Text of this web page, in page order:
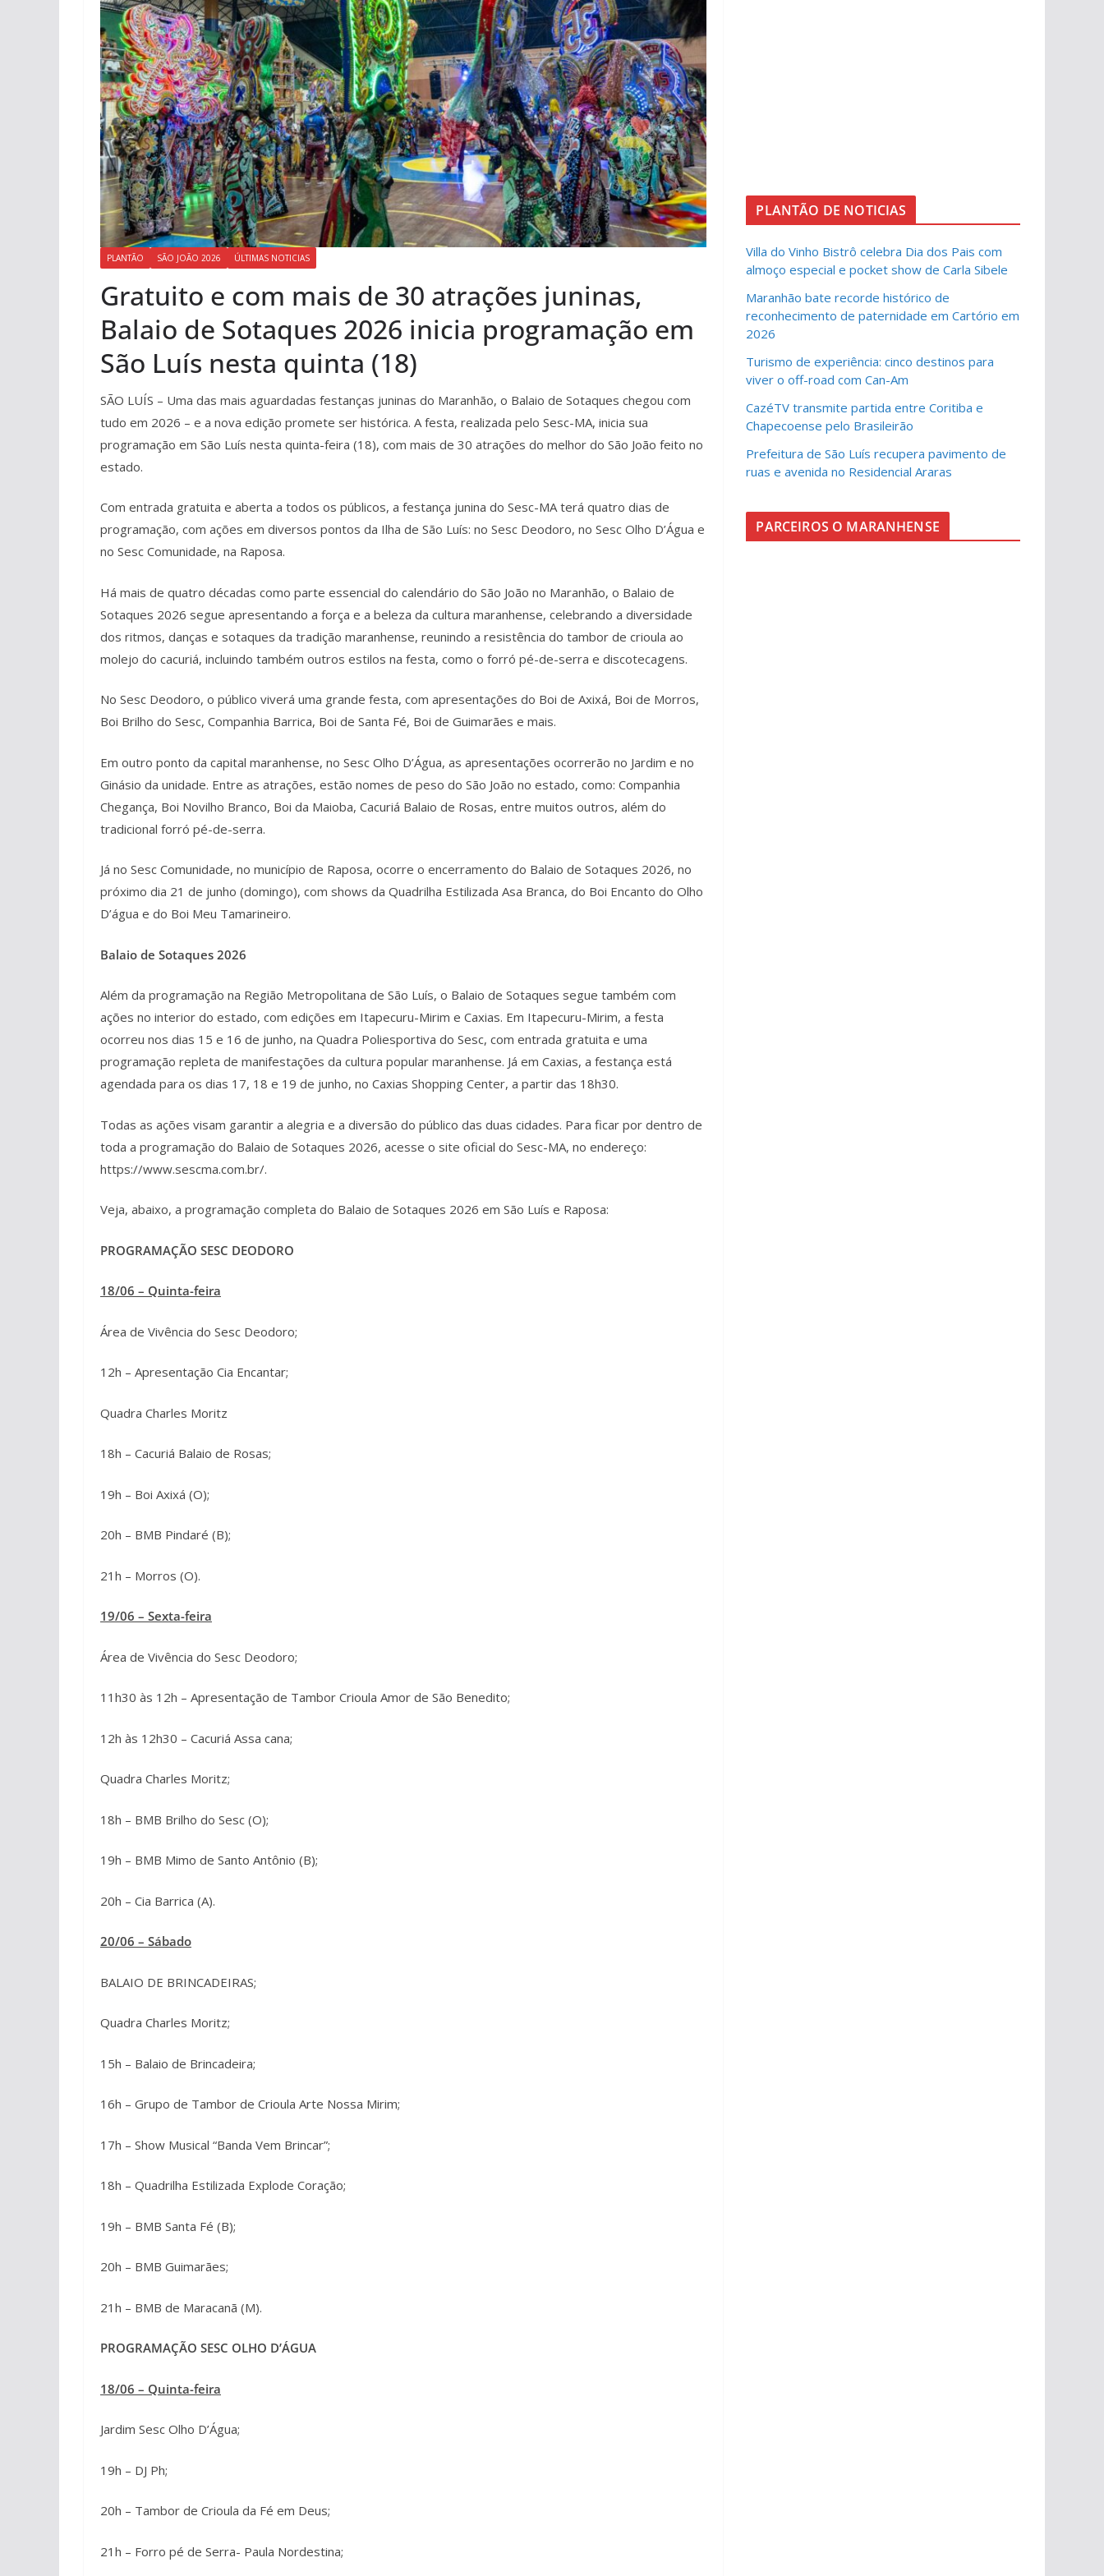
PLANTÃO SÃO JOÃO 2026 ÚLTIMAS NOTICIAS
Gratuito e com mais de 30 atrações juninas,
Balaio de Sotaques 2026 inicia programação em
São Luís nesta quinta (18)
SÃO LUÍS – Uma das mais aguardadas festanças juninas do Maranhão, o Balaio de Sotaques chegou com
tudo em 2026 – e a nova edição promete ser histórica. A festa, realizada pelo Sesc-MA, inicia sua
programação em São Luís nesta quinta-feira (18), com mais de 30 atrações do melhor do São João feito no
estado.
Com entrada gratuita e aberta a todos os públicos, a festança junina do Sesc-MA terá quatro dias de
programação, com ações em diversos pontos da Ilha de São Luís: no Sesc Deodoro, no Sesc Olho D’Água e
no Sesc Comunidade, na Raposa.
Há mais de quatro décadas como parte essencial do calendário do São João no Maranhão, o Balaio de
Sotaques 2026 segue apresentando a força e a beleza da cultura maranhense, celebrando a diversidade
dos ritmos, danças e sotaques da tradição maranhense, reunindo a resistência do tambor de crioula ao
molejo do cacuriá, incluindo também outros estilos na festa, como o forró pé-de-serra e discotecagens.
No Sesc Deodoro, o público viverá uma grande festa, com apresentações do Boi de Axixá, Boi de Morros,
Boi Brilho do Sesc, Companhia Barrica, Boi de Santa Fé, Boi de Guimarães e mais.
Em outro ponto da capital maranhense, no Sesc Olho D’Água, as apresentações ocorrerão no Jardim e no
Ginásio da unidade. Entre as atrações, estão nomes de peso do São João no estado, como: Companhia
Chegança, Boi Novilho Branco, Boi da Maioba, Cacuriá Balaio de Rosas, entre muitos outros, além do
tradicional forró pé-de-serra.
Já no Sesc Comunidade, no município de Raposa, ocorre o encerramento do Balaio de Sotaques 2026, no
próximo dia 21 de junho (domingo), com shows da Quadrilha Estilizada Asa Branca, do Boi Encanto do Olho
D’água e do Boi Meu Tamarineiro.
Balaio de Sotaques 2026
Além da programação na Região Metropolitana de São Luís, o Balaio de Sotaques segue também com
ações no interior do estado, com edições em Itapecuru-Mirim e Caxias. Em Itapecuru-Mirim, a festa
ocorreu nos dias 15 e 16 de junho, na Quadra Poliesportiva do Sesc, com entrada gratuita e uma
programação repleta de manifestações da cultura popular maranhense. Já em Caxias, a festança está
agendada para os dias 17, 18 e 19 de junho, no Caxias Shopping Center, a partir das 18h30.
Todas as ações visam garantir a alegria e a diversão do público das duas cidades. Para ficar por dentro de
toda a programação do Balaio de Sotaques 2026, acesse o site oficial do Sesc-MA, no endereço:
https://www.sescma.com.br/.
Veja, abaixo, a programação completa do Balaio de Sotaques 2026 em São Luís e Raposa:
PROGRAMAÇÃO SESC DEODORO
18/06 – Quinta-feira
Área de Vivência do Sesc Deodoro;
12h – Apresentação Cia Encantar;
Quadra Charles Moritz
18h – Cacuriá Balaio de Rosas;
19h – Boi Axixá (O);
20h – BMB Pindaré (B);
21h – Morros (O).
19/06 – Sexta-feira
Área de Vivência do Sesc Deodoro;
11h30 às 12h – Apresentação de Tambor Crioula Amor de São Benedito;
12h às 12h30 – Cacuriá Assa cana;
Quadra Charles Moritz;
18h – BMB Brilho do Sesc (O);
19h – BMB Mimo de Santo Antônio (B);
20h – Cia Barrica (A).
20/06 – Sábado
BALAIO DE BRINCADEIRAS;
Quadra Charles Moritz;
15h – Balaio de Brincadeira;
16h – Grupo de Tambor de Crioula Arte Nossa Mirim;
17h – Show Musical “Banda Vem Brincar”;
18h – Quadrilha Estilizada Explode Coração;
19h – BMB Santa Fé (B);
20h – BMB Guimarães;
21h – BMB de Maracanã (M).
PROGRAMAÇÃO SESC OLHO D’ÁGUA
18/06 – Quinta-feira
Jardim Sesc Olho D’Água;
19h – DJ Ph;
20h – Tambor de Crioula da Fé em Deus;
21h – Forro pé de Serra- Paula Nordestina;
PLANTÃO DE NOTICIAS
Villa do Vinho Bistrô celebra Dia dos Pais com
almoço especial e pocket show de Carla Sibele
Maranhão bate recorde histórico de
reconhecimento de paternidade em Cartório em
2026
Turismo de experiência: cinco destinos para
viver o off-road com Can-Am
CazéTV transmite partida entre Coritiba e
Chapecoense pelo Brasileirão
Prefeitura de São Luís recupera pavimento de
ruas e avenida no Residencial Araras
PARCEIROS O MARANHENSE